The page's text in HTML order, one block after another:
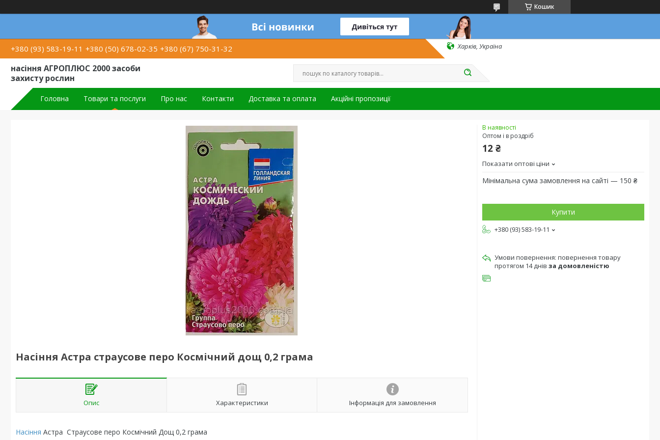
Кошик
+380 (93) 583-19-11 +380 (50) 678-02-35 +380 (67) 750-31-32 Харків, Україна
насіння АГРОПЛЮС 2000 засоби
захисту рослин
Головна Товари та послуги Про нас Контакти Доставка та оплата Акційні пропозиції
Насіння Астра страусове перо Космічний дощ 0,2 грама
Опис Характеристики Інформація для замовлення
Насіння Астра Страусове перо Космічний Дощ 0,2 грама
В наявності
Оптом і в роздріб
12 ₴
Показати оптові ціни
Мінімальна сума замовлення на сайті — 150 ₴
Купити
+380 (93) 583-19-11
повернення товару
протягом 14 днів за домовленістю